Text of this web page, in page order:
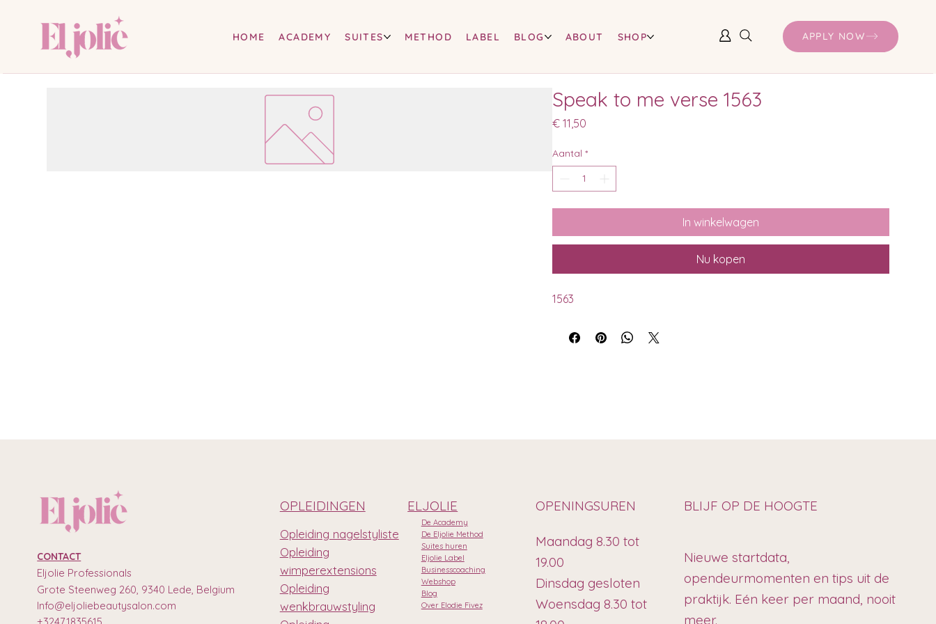
HOME ACADEMY SUITES METHOD LABEL BLOG ABOUT SHOP APPLY NOW
Speak to me verse 1563
€ 11,50Prijs
Aantal *
In winkelwagen
Nu kopen
1563
Maandag 8.30 tot
19.00
Dinsdag gesloten
Woensdag 8.30 tot
OPENINGSUREN
De Academy
De Eljolie Method
Suites huren
Eljolie Label
Businesscoaching
Webshop
Blog
Over Elodie Fivez
ELJOLIE
Opleiding nagelstyliste
Opleiding
wimperextensions
Opleiding
wenkbrauwstyling
OPLEIDINGEN
CONTACT
Eljolie Professionals
Grote Steenweg 260, 9340 Lede, Belgium
Info@eljoliebeautysalon.com
+32471835615
BLIJF OP DE HOOGTE
Nieuwe startdata,
opendeurmomenten en tips uit de
praktijk. Eén keer per maand, nooit
meer.